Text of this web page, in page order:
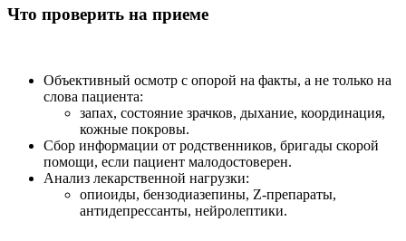
Что проверить на приеме
Объективный осмотр с опорой на факты, а не только на
слова пациента:
запах, состояние зрачков, дыхание, координация,
кожные покровы.
Сбор информации от родственников, бригады скорой
помощи, если пациент малодостоверен.
Анализ лекарственной нагрузки:
опиоиды, бензодиазепины, Z-препараты,
антидепрессанты, нейролептики.